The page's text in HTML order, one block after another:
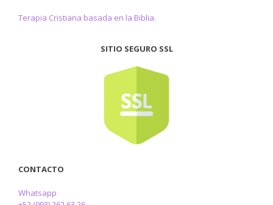
Terapia Cristiana basada en la Biblia.
SITIO SEGURO SSL
CONTACTO
Whatsapp